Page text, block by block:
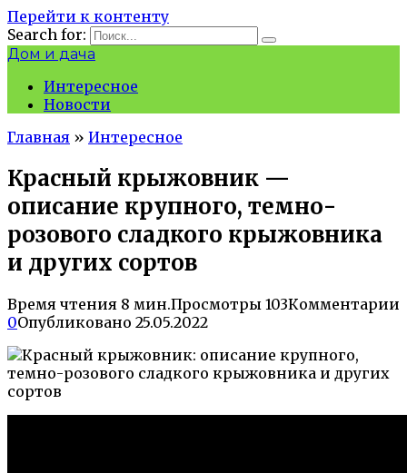
Перейти к контенту
Search for:
Дом и дача
Интересное
Новости
Главная » Интересное
Красный крыжовник —
описание крупного, темно-
розового сладкого крыжовника
и других сортов
Время чтения 8 мин.Просмотры 103Комментарии
0Опубликовано 25.05.2022